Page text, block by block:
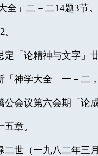
全」二－二14题3节。
「论精神与文字」
神学大全」一－二
会议第六会期「论
章。
二世（一九八二年三